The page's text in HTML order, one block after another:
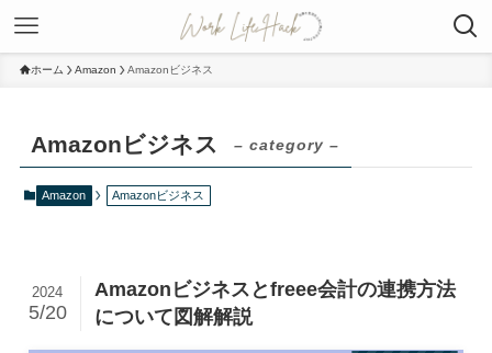
ホーム Amazon Amazonビジネス
Amazonビジネス – category –
Amazon Amazonビジネス
Amazonビジネスとfreee会計の連携方法
について図解解説
2024
5/20